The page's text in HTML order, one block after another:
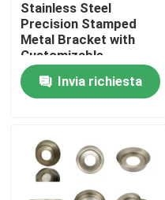
Casa
Video
Stainless Steel
Precision Stamped
Metal Bracket with
Customizable
Dimensions for
Hardware Connector
Invia richiesta